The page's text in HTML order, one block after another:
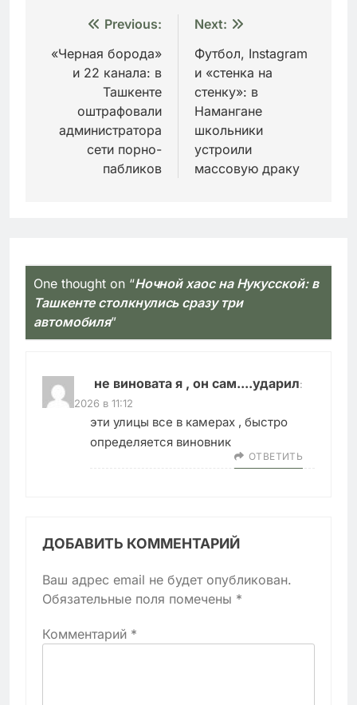
Навигация
по
записям
Previous:
«Черная борода»
и 22 канала: в
Ташкенте
оштрафовали
администратора
сети порно-
пабликов
Next:
Футбол, Instagram
и «стенка на
стенку»: в
Намангане
школьники
устроили
массовую драку
One thought on “Ночной хаос на Нукусской: в
Ташкенте столкнулись сразу три
автомобиля”
не виновата я , он сам....ударил:
22.02.2026 в 11:12
эти улицы все в камерах , быстро
определяется виновник
ОТВЕТИТЬ
ДОБАВИТЬ КОММЕНТАРИЙ
Ваш адрес email не будет опубликован.
Обязательные поля помечены *
Комментарий *